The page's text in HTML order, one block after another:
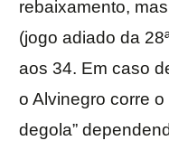
rebaixamento,
(jogo adiado da
aos 34. Em caso
o Alvinegro corre
degola”